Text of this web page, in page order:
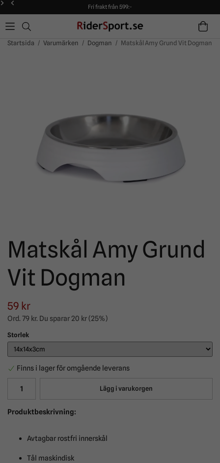
Fri frakt från 599:-
90 dagars öppet köp!
Alltid snabba leveranser!
Fri frakt från 599:-
90 dagars öppet köp!
Startsida / Varumärken / Dogman / Matskål Amy Grund Vit Dogman
Matskål Amy Grund
Vit Dogman
59 kr
Ord. 79 kr. Du sparar 20 kr(25%)
Storlek
Finns i lager för omgående leverans
Lägg i varukorgen
Produktbeskrivning:
Avtagbar rostfri innerskål
Tål maskindisk